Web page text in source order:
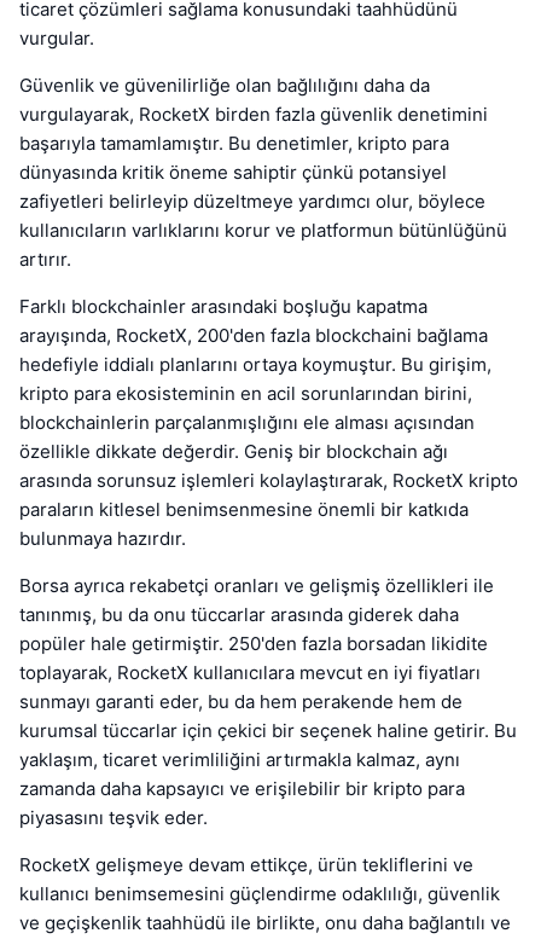
ticaret çözümleri sağlama konusundaki taahhüdünü
vurgular.
Güvenlik ve güvenilirliğe olan bağlılığını daha da
vurgulayarak, RocketX birden fazla güvenlik denetimini
başarıyla tamamlamıştır. Bu denetimler, kripto para
dünyasında kritik öneme sahiptir çünkü potansiyel
zafiyetleri belirleyip düzeltmeye yardımcı olur, böylece
kullanıcıların varlıklarını korur ve platformun bütünlüğünü
artırır.
Farklı blockchainler arasındaki boşluğu kapatma
arayışında, RocketX, 200'den fazla blockchaini bağlama
hedefiyle iddialı planlarını ortaya koymuştur. Bu girişim,
kripto para ekosisteminin en acil sorunlarından birini,
blockchainlerin parçalanmışlığını ele alması açısından
özellikle dikkate değerdir. Geniş bir blockchain ağı
arasında sorunsuz işlemleri kolaylaştırarak, RocketX kripto
paraların kitlesel benimsenmesine önemli bir katkıda
bulunmaya hazırdır.
Borsa ayrıca rekabetçi oranları ve gelişmiş özellikleri ile
tanınmış, bu da onu tüccarlar arasında giderek daha
popüler hale getirmiştir. 250'den fazla borsadan likidite
toplayarak, RocketX kullanıcılara mevcut en iyi fiyatları
sunmayı garanti eder, bu da hem perakende hem de
kurumsal tüccarlar için çekici bir seçenek haline getirir. Bu
yaklaşım, ticaret verimliliğini artırmakla kalmaz, aynı
zamanda daha kapsayıcı ve erişilebilir bir kripto para
piyasasını teşvik eder.
RocketX gelişmeye devam ettikçe, ürün tekliflerini ve
kullanıcı benimsemesini güçlendirme odaklılığı, güvenlik
ve geçişkenlik taahhüdü ile birlikte, onu daha bağlantılı ve